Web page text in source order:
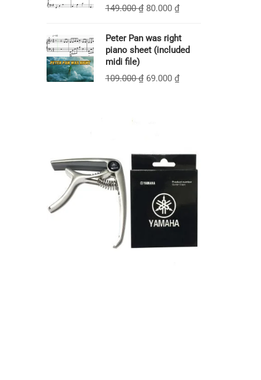
149.000₫ 80.000 ₫
Peter Pan was right
piano sheet (included
midi file)
109.000₫ 69.000 ₫